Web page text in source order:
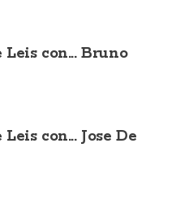
con... Bruno
con... Jose De